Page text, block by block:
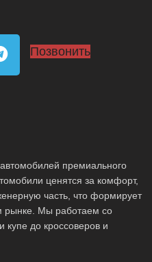
Позвонить
премиального
ценятся за комфорт,
часть, что формирует
рынке. Мы работаем со
до кроссоверов и